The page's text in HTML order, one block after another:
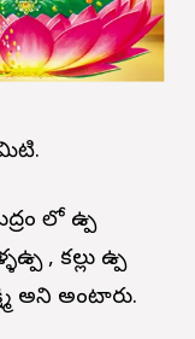
లో ఉప్పు
, కల్లు ఉప్పు
అని అంటారు.